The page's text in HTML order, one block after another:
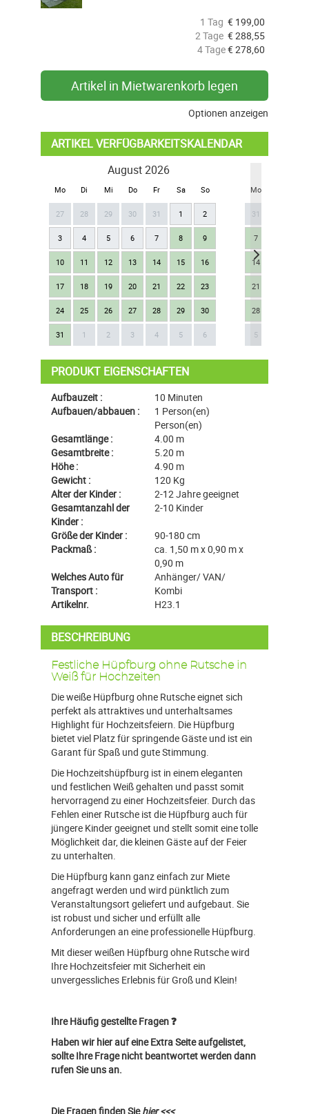
1 Tag € 199,00
2 Tage €288,55
4 Tage€278,60
Artikel in Mietwarenkorb legen
Optionen anzeigen
ARTIKEL VERFÜGBARKEITSKALENDAR
August 2026
Mo Di Mi Do Fr Sa So
27 28 29 30 31 1 2
3 4 5 6 7 8 9
10 11 12 13 14 15 16
17 18 19 20 21 22 23
24 25 26 27 28 29 30
31 1 2 3 4 5 6
Mo
31
7
14
21
28
5
Next
PRODUKT EIGENSCHAFTEN
Aufbauzeit :
10 Minuten
Aufbauen/abbauen :
1 Person(en)
Person(en)
Gesamtlänge :
4.00 m
Gesamtbreite :
5.20 m
Höhe :
4.90 m
Gewicht :
120 Kg
Alter der Kinder :
2-12 Jahre geeignet
Gesamtanzahl der
Kinder :
2-10 Kinder
Größe der Kinder :
90-180 cm
Packmaß :
ca. 1,50 m x 0,90 m x
0,90 m
Welches Auto für
Transport :
Anhänger/ VAN/
Kombi
Artikelnr.
H23.1
BESCHREIBUNG
Festliche Hüpfburg ohne Rutsche in
Weiß für Hochzeiten
Die weiße Hüpfburg ohne Rutsche eignet sich
perfekt als attraktives und unterhaltsames
Highlight für Hochzeitsfeiern. Die Hüpfburg
bietet viel Platz für springende Gäste und ist ein
Garant für Spaß und gute Stimmung.
Die Hochzeitshüpfburg ist in einem eleganten
und festlichen Weiß gehalten und passt somit
hervorragend zu einer Hochzeitsfeier. Durch das
Fehlen einer Rutsche ist die Hüpfburg auch für
jüngere Kinder geeignet und stellt somit eine tolle
Möglichkeit dar, die kleinen Gäste auf der Feier
zu unterhalten.
Die Hüpfburg kann ganz einfach zur Miete
angefragt werden und wird pünktlich zum
Veranstaltungsort geliefert und aufgebaut. Sie
ist robust und sicher und erfüllt alle
Anforderungen an eine professionelle Hüpfburg.
Mit dieser weißen Hüpfburg ohne Rutsche wird
Ihre Hochzeitsfeier mit Sicherheit ein
unvergessliches Erlebnis für Groß und Klein!
Ihre Häufig gestellte Fragen ❓
Haben wir hier auf eine Extra Seite aufgelistet,
sollte Ihre Frage nicht beantwortet werden dann
rufen Sie uns an.
Die Fragen finden Siehier<<<